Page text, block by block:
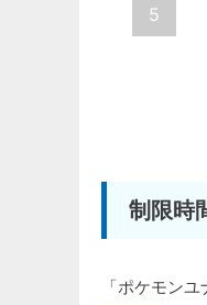
5
制限時
「ポケモン